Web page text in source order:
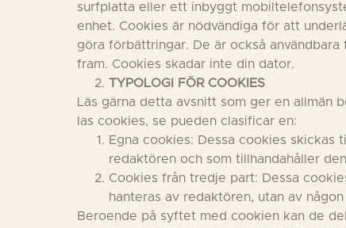
surfplatta eller ett inbyggt
enhet. Cookies är nödvändiga för att
göra förbättringar. De är också
fram. Cookies skadar inte din dator.
TYPOLOGI FÖR COOKIES
Läs gärna detta avsnitt som ger en
las cookies, se pueden clasificar en:
Egna cookies: Dessa cookies skickas
redaktören och som tillhandahåller
Cookies från tredje part: Dessa
hanteras av redaktören, utan av
Beroende på syftet med cookien kan de